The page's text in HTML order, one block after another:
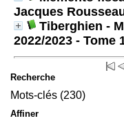
Jacques
Tiberghien -
2022/2023 - Tome
Recherche
Mots-clés (230)
Affiner